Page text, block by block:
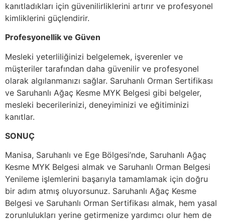
kanıtladıkları için güvenilirliklerini artırır ve profesyonel
kimliklerini güçlendirir.
Profesyonellik ve Güven
Mesleki yeterliliğinizi belgelemek, işverenler ve
müşteriler tarafından daha güvenilir ve profesyonel
olarak algılanmanızı sağlar. Saruhanlı Orman Sertifikası
ve Saruhanlı Ağaç Kesme MYK Belgesi gibi belgeler,
mesleki becerilerinizi, deneyiminizi ve eğitiminizi
kanıtlar.
SONUÇ
Manisa, Saruhanlı ve Ege Bölgesi’nde, Saruhanlı Ağaç
Kesme MYK Belgesi almak ve Saruhanlı Orman Belgesi
Yenileme işlemlerini başarıyla tamamlamak için doğru
bir adım atmış oluyorsunuz. Saruhanlı Ağaç Kesme
Belgesi ve Saruhanlı Orman Sertifikası almak, hem yasal
zorunlulukları yerine getirmenize yardımcı olur hem de